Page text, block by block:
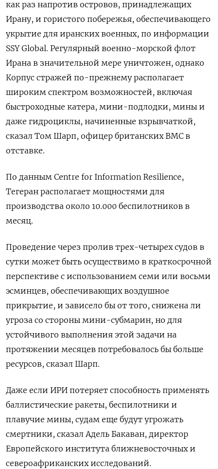
как ​раз напротив островов, принадлежащих
Ирану, и гористого побережья, обеспечивающего
укрытие для иранских военных, по информации
SSY Global. Регулярный военно-морской флот
Ирана в значительной мере уничтожен, однако
Корпус стражей по-прежнему располагает
широким спектром возможностей, включая
быстроходные катера, мини-подлодки, мины ‌и
даже гидроциклы, начиненные взрывчаткой,
сказал Том Шарп, офицер британских ВМС в
отставке.
По данным Centre for Information Resilience,
Тегеран располагает мощностями для
производства около 10.000 беспилотников в
месяц.
Проведение через пролив трех-четырех судов в
сутки может быть осуществимо в краткосрочной
перспективе с использованием семи или восьми
эсминцев, обеспечивающих воздушное
прикрытие, и зависело бы от того, снижена ли
угроза со стороны мини-субмарин, но ​для
устойчивого выполнения этой задачи на
протяжении месяцев потребовалось бы ​больше
ресурсов, сказал Шарп.
Даже если ИРИ потеряет способность ‌применять
баллистические ракеты, беспилотники и
плавучие мины, судам еще будут угрожать
смертники, сказал Адель Бакаван, директор
Европейского института ближневосточных и
североафриканских исследований.